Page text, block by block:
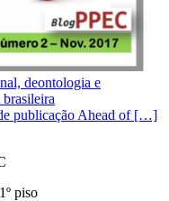
deontologia e
publicação Ahead of […]
piso